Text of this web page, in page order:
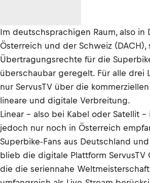
Im deutschsprachigen Raum, also in
Österreich und der Schweiz (DACH),
Übertragungsrechte für die
überschaubar geregelt. Für alle drei
nur ServusTV über die
lineare und digitale Verbreitung.
Linear – also bei Kabel oder Satellit –
jedoch nur noch in Österreich
Superbike-Fans aus Deutschland
blieb die digitale Plattform ServusTV
die die seriennahe